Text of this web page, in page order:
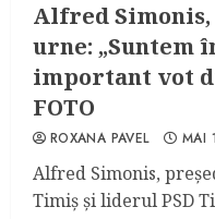
Alfred
urne: „Suntem
important vot
FOTO
ROXANA PAVEL MAI
Alfred Simonis,
Timiș și liderul PSD